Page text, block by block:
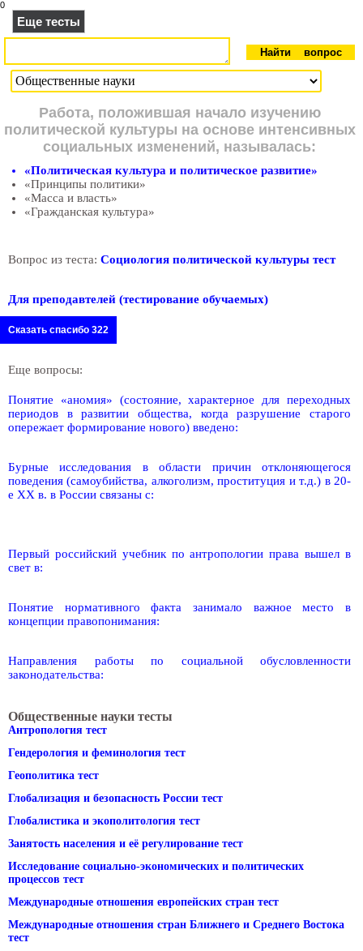
0
Еще тесты
Работа, положившая начало изучению
политической культуры на основе интенсивных
социальных изменений, называлась:
«Политическая культура и политическое развитие»
«Принципы политики»
«Масса и власть»
«Гражданская культура»
Вопрос из теста: Социология политической культуры тест
Для преподавтелей (тестирование обучаемых)
Сказать спасибо 322
Еще вопросы:
Понятие «аномия» (состояние, характерное для переходных
периодов в развитии общества, когда разрушение старого
опережает формирование нового) введено:
Бурные исследования в области причин отклоняющегося
поведения (самоубийства, алкоголизм, проституция и т.д.) в 20-
е XX в. в России связаны с:
Первый российский учебник по антропологии права вышел в
свет в:
Понятие нормативного факта занимало важное место в
концепции правопонимания:
Направления работы по социальной обусловленности
законодательства:
Общественные науки тесты
Антропология тест
Гендерология и феминология тест
Геополитика тест
Глобализация и безопасность России тест
Глобалистика и экополитология тест
Занятость населения и её регулирование тест
Исследование социально-экономических и политических
процессов тест
Международные отношения европейских стран тест
Международные отношения стран Ближнего и Среднего Востока
тест